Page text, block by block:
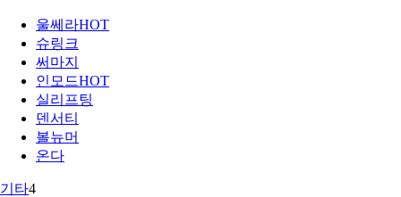
울쎄라HOT
슈링크
써마지
인모드HOT
실리프팅
덴서티
볼뉴머
온다
기타4